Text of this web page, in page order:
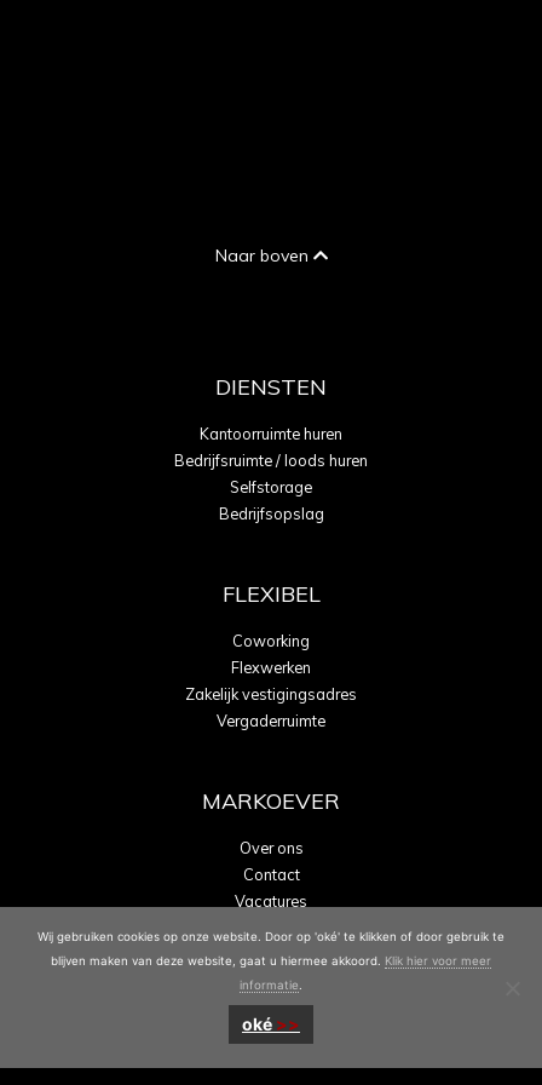
Naar boven
DIENSTEN
Kantoorruimte huren
Bedrijfsruimte / loods huren
Selfstorage
Bedrijfsopslag
FLEXIBEL
Coworking
Flexwerken
Zakelijk vestigingsadres
Vergaderruimte
MARKOEVER
Over ons
Contact
Vacatures
Energielabel A
Wij gebruiken cookies op onze website. Door op 'oké' te klikken of door gebruik te
blijven maken van deze website, gaat u hiermee akkoord. Klik hier voor meer
informatie
oké